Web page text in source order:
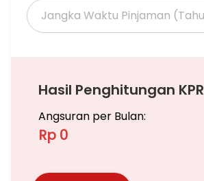
Hasil Penghitungan KPR
Angsuran per Bulan:
Rp 0